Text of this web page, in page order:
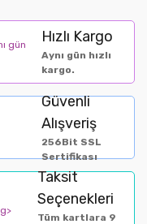
Hızlı Kargo
Aynı gün hızlı
kargo.
Güvenli
Alışveriş
256Bit SSL
Sertifikası
Taksit
Seçenekleri
Tüm kartlara 9